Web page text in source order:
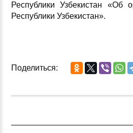
Республики Узбекистан «Об
Республики Узбекистан».
Поделиться: